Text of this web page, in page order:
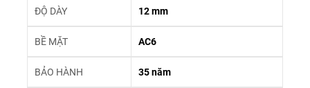
ĐỘ DÀY 12 mm
BỀ MẶT AC6
BẢO HÀNH 35 năm